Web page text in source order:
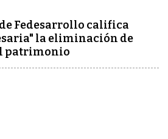
Fedesarrollo califica
la eliminación de
patrimonio